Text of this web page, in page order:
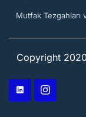
Mutfak Tezgahları
Copyright